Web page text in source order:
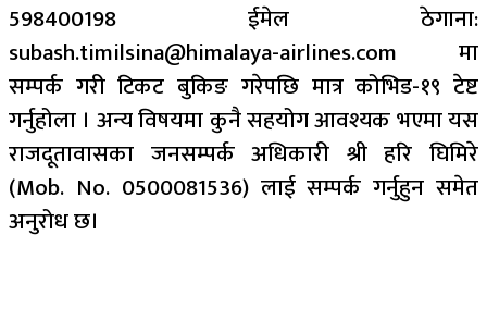
598400198 ईमेल ठेगाना:
subash.timilsina@himalaya-airlines.com मा
सम्पर्क गरी टिकट बुकिङ गरेपछि मात्र कोभिड-१९ टेष्ट
गर्नुहोला । अन्य विषयमा कुनै सहयोग आवश्यक भएमा यस
राजदूतावासका जनसम्पर्क अधिकारी श्री हरि घिमिरे
(Mob. No. 0500081536) लाई सम्पर्क गर्नुहुन समेत
अनुरोध छ।